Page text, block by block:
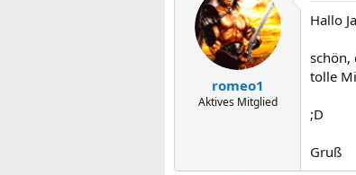
romeo1
Aktives Mitglied
Hallo
schön,
tolle
;D
Gruß